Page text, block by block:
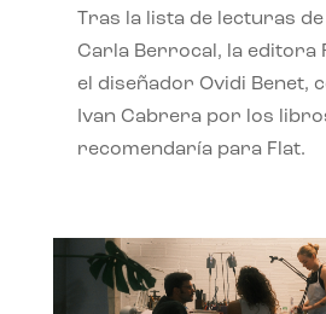
Tras la lista de lecturas
Carla Berrocal, la editora
el diseñador Ovidi Benet,
Ivan Cabrera por los
recomendaría para Flat.